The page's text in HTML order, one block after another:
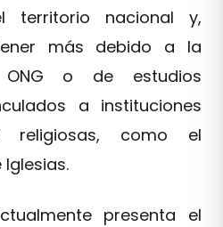
territorio nacional y,
más debido a la
o de estudios
a instituciones
religiosas, como el
presenta el